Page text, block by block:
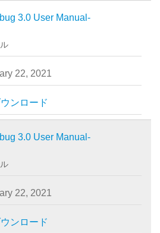
3.0 User Manual-
22, 2021
ンロード
3.0 User Manual-
22, 2021
ンロード